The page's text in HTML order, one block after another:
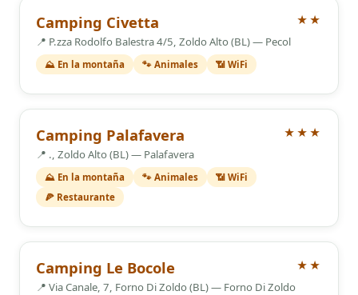
Camping Civetta ★★
2 Estrellas
📍 P.zza Rodolfo Balestra 4/5, Zoldo Alto (BL) — Pecol
⛰️ En la montaña 🐾 Animales 📶 WiFi
Camping Palafavera ★★★
3 Estrellas
📍 ., Zoldo Alto (BL) — Palafavera
⛰️ En la montaña 🐾 Animales
📶 WiFi
🍕 Restaurante
Camping Le Bocole ★★
2 Estrellas
📍 Via Canale, 7, Forno Di Zoldo (BL) — Forno Di Zoldo